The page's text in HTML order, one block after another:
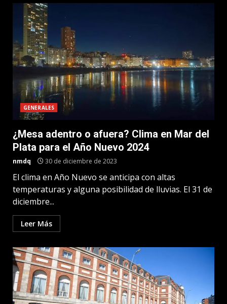
GENERALES
¿Mesa adentro o afuera? Clima en Mar del
Plata para el Año Nuevo 2024
nmdq 30 de diciembre de 2023
El clima en Año Nuevo se anticipa con altas
temperaturas y alguna posibilidad de lluvias. El 31 de
diciembre...
Leer Más